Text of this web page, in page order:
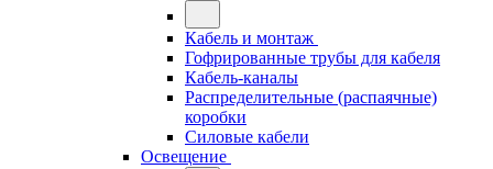
Кабель и монтаж
Гофрированные трубы для кабеля
Кабель-каналы
Распределительные (распаячные)
коробки
Силовые кабели
Освещение